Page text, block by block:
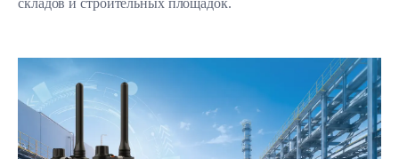
складов и строительных площадок.